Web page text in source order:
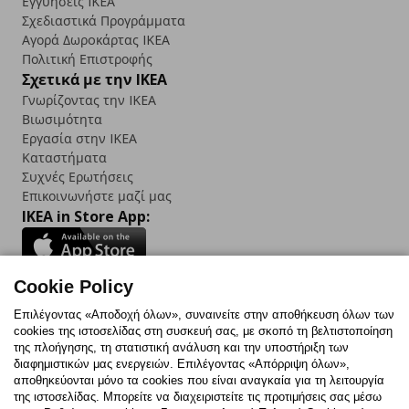
Σχεδιαστικά Προγράμματα
Αγορά Δωρoκάρτας IKEA
Πολιτική Επιστροφής
Σχετικά με την IKEA
Γνωρίζοντας την IKEA
Βιωσιμότητα
Εργασία στην IKEA
Καταστήματα
Συχνές Ερωτήσεις
Επικοινωνήστε μαζί μας
IKEA in Store App:
Follow us:
FacebookInstagram
TikTokYoutubePinterestTwitter
Cookie Policy
Επιλέγοντας «Αποδοχή όλων», συναινείτε στην αποθήκευση όλων των
cookies της ιστοσελίδας στη συσκευή σας, με σκοπό τη βελτιστοποίηση
της πλοήγησης, τη στατιστική ανάλυση και την υποστήριξη των
διαφημιστικών μας ενεργειών. Επιλέγοντας «Απόρριψη όλων»,
αποθηκεύονται μόνο τα cookies που είναι αναγκαία για τη λειτουργία
της ιστοσελίδας. Μπορείτε να διαχειριστείτε τις προτιμήσεις σας μέσω